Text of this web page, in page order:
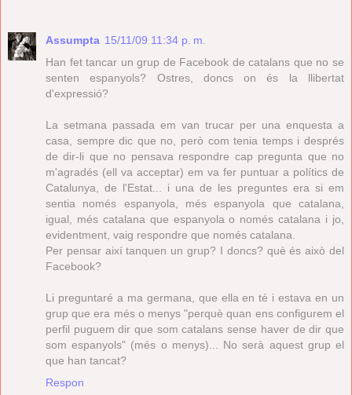
Assumpta 15/11/09 11:34 p. m.
Han fet tancar un grup de Facebook de catalans que no se
senten espanyols? Ostres, doncs on és la llibertat
d'expressió?
La setmana passada em van trucar per una enquesta a
casa, sempre dic que no, però com tenia temps i després
de dir-li que no pensava respondre cap pregunta que no
m'agradés (ell va acceptar) em va fer puntuar a polítics de
Catalunya, de l'Estat... i una de les preguntes era si em
sentia només espanyola, més espanyola que catalana,
igual, més catalana que espanyola o només catalana i jo,
evidentment, vaig respondre que només catalana.
Per pensar així tanquen un grup? I doncs? què és això del
Facebook?
Li preguntaré a ma germana, que ella en té i estava en un
grup que era més o menys "perquè quan ens configurem el
perfil puguem dir que som catalans sense haver de dir que
som espanyols" (més o menys)... No serà aquest grup el
que han tancat?
Respon